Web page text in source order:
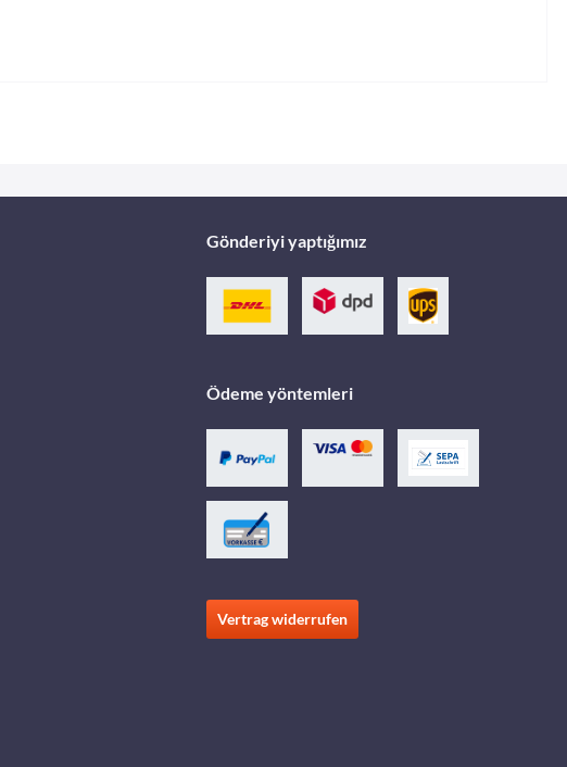
Gönderiyi yaptığımız
Ödeme yöntemleri
Vertrag widerrufen